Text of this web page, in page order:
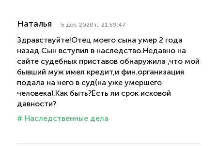
Наталья 5 дек. 2020 г., 21:59:47
Здравствуйте!Отец моего сына умер 2 года
назад.Сын вступил в наследство.Недавно на
сайте судебных приставов обнаружила ,что мой
бывший муж имел кредит,и фин.организация
подала на него в суд(на уже умершего
человека).Как быть?Есть ли срок исковой
давности?
# Наследственные дела